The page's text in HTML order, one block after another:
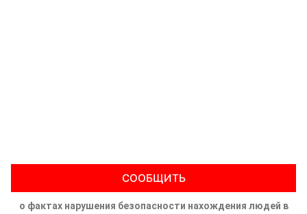
СООБЩИТЬ
о фактах нарушения безопасности нахождения людей в